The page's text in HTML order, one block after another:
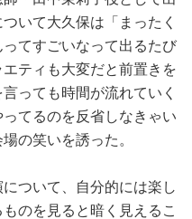
いて大久保は「まったく
てすごいなって出るたび
ティも大変だと前置きを
っても時間が流れていく
てるのを反省しなきゃい
の笑いを誘った。
ついて、自分的には楽し
のを見ると暗く見えるこ